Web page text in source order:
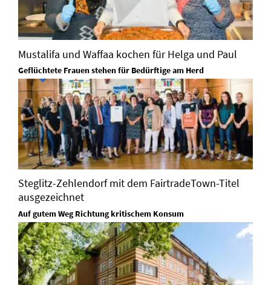
Mustalifa und Waffaa kochen für Helga und Paul
Geflüchtete Frauen stehen für Bedürftige am Herd
Steglitz-Zehlendorf mit dem FairtradeTown-Titel
ausgezeichnet
Auf gutem Weg Richtung kritischem Konsum